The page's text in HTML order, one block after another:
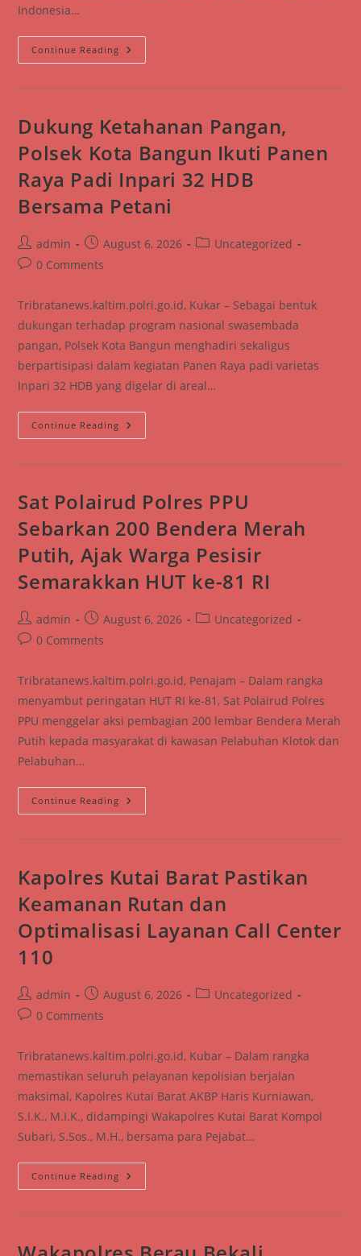
Indonesia…
Continue Reading Hadiri
Forum
Kapolda
Kaltim
Komitmen
Cegah
Karhutla
Dukung Ketahanan Pangan,
Polsek Kota Bangun Ikuti Panen
Raya Padi Inpari 32 HDB
Bersama Petani
Post
author:
admin
Post
published:
August 6, 2026
PostUncategorized
Post0 Comments
Tribratanews.kaltim.polri.go.id, Kukar – Sebagai bentuk
dukungan terhadap program nasional swasembada
pangan, Polsek Kota Bangun menghadiri sekaligus
berpartisipasi dalam kegiatan Panen Raya padi varietas
Inpari 32 HDB yang digelar di areal…
Continue Reading Dukung
Ketahanan
Ikuti
Panen
Padi
Inpari
32
HDB
Bersama
Petani
Sat Polairud Polres PPU
Sebarkan 200 Bendera Merah
Putih, Ajak Warga Pesisir
Semarakkan HUT ke-81 RI
Post
author:
admin
Post
published:
August 6, 2026
PostUncategorized
Post0 Comments
Tribratanews.kaltim.polri.go.id, Penajam – Dalam rangka
menyambut peringatan HUT RI ke-81, Sat Polairud Polres
PPU menggelar aksi pembagian 200 lembar Bendera Merah
Putih kepada masyarakat di kawasan Pelabuhan Klotok dan
Pelabuhan…
Continue Reading Sat
Polairud
Bendera
Merah
Ajak
Warga
Pesisir
Semarakkan
Kapolres Kutai Barat Pastikan
Keamanan Rutan dan
Optimalisasi Layanan Call Center
110
Post
author:
admin
Post
published:
August 6, 2026
PostUncategorized
Post0 Comments
Tribratanews.kaltim.polri.go.id, Kubar – Dalam rangka
memastikan seluruh pelayanan kepolisian berjalan
maksimal, Kapolres Kutai Barat AKBP Haris Kurniawan,
S.I.K., M.I.K., didampingi Wakapolres Kutai Barat Kompol
Subari, S.Sos., M.H., bersama para Pejabat…
Continue Reading Kapolres
Kutai
Dan